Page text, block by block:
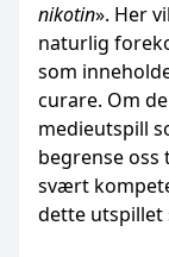
nikotin». Her
naturlig
som
curare. Om
medieutspill
begrense oss
svært
dette